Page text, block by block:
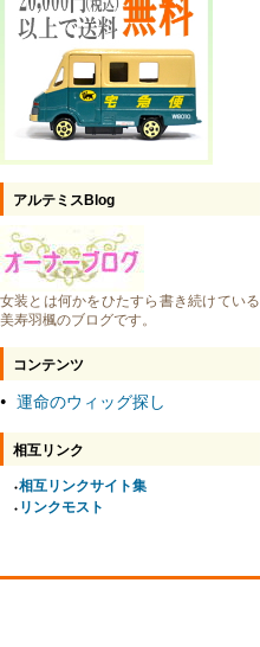
アルテミスBlog
女装とは何かをひたすら書き続けている
美寿羽楓のブログです。
コンテンツ
● 運命のウィッグ探し
相互リンク
●相互リンクサイト集
● リンクモスト